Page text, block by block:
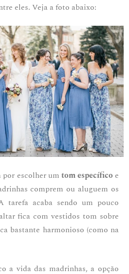
eles. Veja a foto abaixo:
escolher um tom específico e
comprem ou aluguem os
tarefa acaba sendo um pouco
fica com vestidos tom sobre
bastante harmonioso (como na
a vida das madrinhas, a opção